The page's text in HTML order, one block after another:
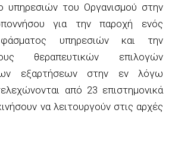
υπηρεσιών του Οργανισμού στην
για την παροχή ενός
υπηρεσιών και την
θεραπευτικών επιλογών
εξαρτήσεων στην εν λόγω
από 23 επιστημονικά
να λειτουργούν στις αρχές